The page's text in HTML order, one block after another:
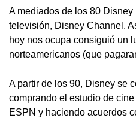
A mediados de los 80
televisión, Disney Channel.
hoy nos ocupa consiguió un
norteamericanos (que
A partir de los 90, Disney se
comprando el estudio de
ESPN y haciendo acuerdos